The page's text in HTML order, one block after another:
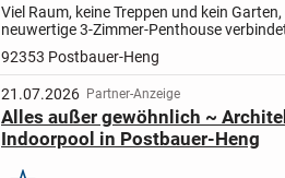
Viel Raum, keine Treppen und kein
neuwertige 3-Zimmer-Penthouse
Ebene mit hohem Komfort und einer
92353 Postbauer-Heng
21.07.2026 Partner-Anzeige
Alles außer gewöhnlich ~
Indoorpool in Postbauer-Heng